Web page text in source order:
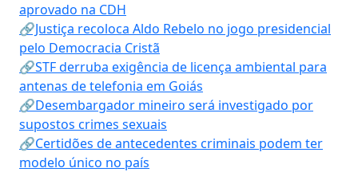
aprovado na CDH
🔗Justiça recoloca Aldo Rebelo no jogo presidencial
pelo Democracia Cristã
🔗STF derruba exigência de licença ambiental para
antenas de telefonia em Goiás
🔗Desembargador mineiro será investigado por
supostos crimes sexuais
🔗Certidões de antecedentes criminais podem ter
modelo único no país